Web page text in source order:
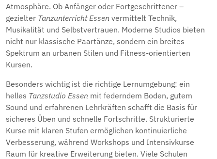
Atmosphäre. Ob Anfänger oder Fortgeschrittener –
gezielter Tanzunterricht Essen vermittelt Technik,
Musikalität und Selbstvertrauen. Moderne Studios bieten
nicht nur klassische Paartänze, sondern ein breites
Spektrum an urbanen Stilen und Fitness-orientierten
Kursen.
Besonders wichtig ist die richtige Lernumgebung: ein
helles Tanzstudio Essen mit federndem Boden, gutem
Sound und erfahrenen Lehrkräften schafft die Basis für
sicheres Üben und schnelle Fortschritte. Strukturierte
Kurse mit klaren Stufen ermöglichen kontinuierliche
Verbesserung, während Workshops und Intensivkurse
Raum für kreative Erweiterung bieten. Viele Schulen